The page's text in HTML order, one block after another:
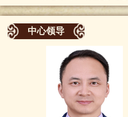
中心领导